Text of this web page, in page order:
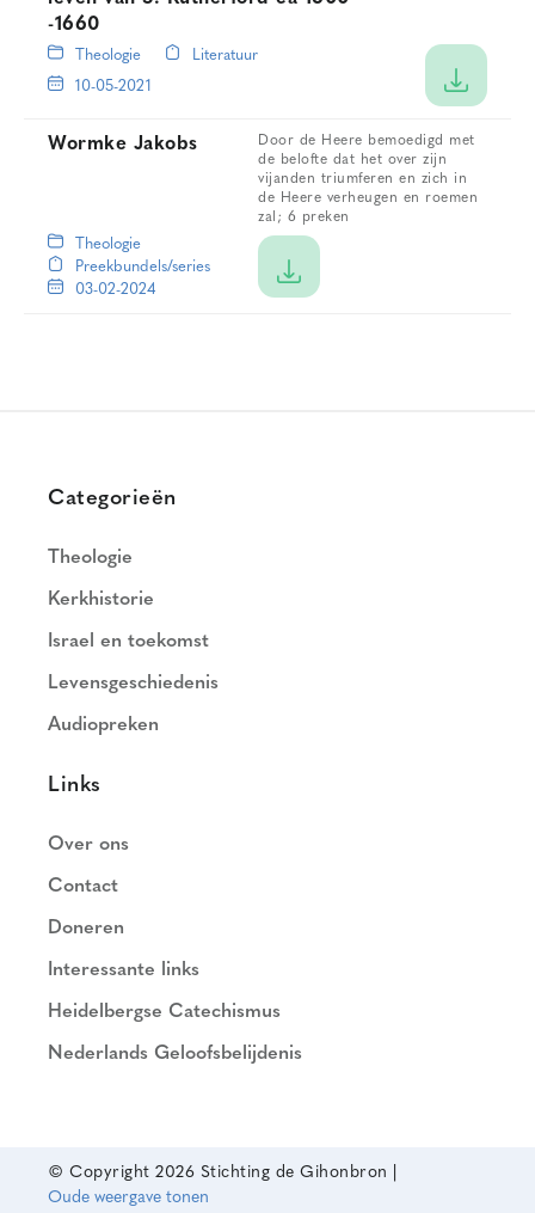
-1660
Theologie
Literatuur
10-05-2021
Wormke Jakobs
Door de Heere bemoedigd met
de belofte dat het over zijn
vijanden triumferen en zich in
de Heere verheugen en roemen
zal; 6 preken
Theologie
Preekbundels/series
03-02-2024
Categorieën
Theologie
Kerkhistorie
Israel en toekomst
Levensgeschiedenis
Audiopreken
Links
Over ons
Contact
Doneren
Interessante links
Heidelbergse Catechismus
Nederlands Geloofsbelijdenis
© Copyright 2026 Stichting de Gihonbron |
Oude weergave tonen